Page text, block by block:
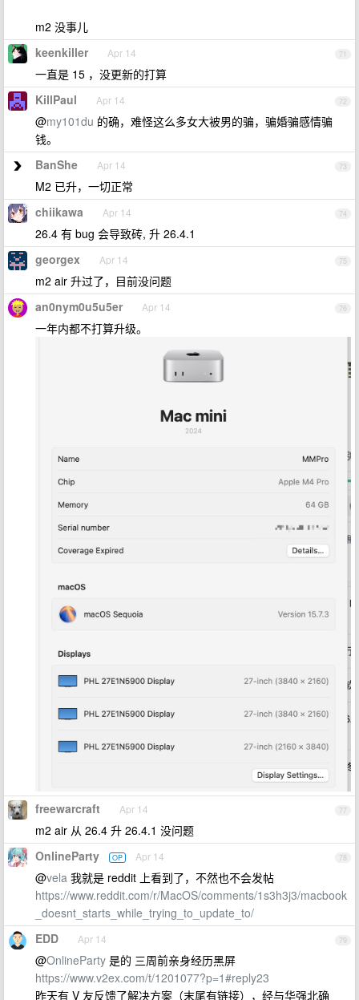
m2 没事儿
71
keenkiller Apr 14
一直是 15 ，没更新的打算
72
KillPaul Apr 14
@my101du 的确，难怪这么多女大被男的骗，骗婚骗感情骗
钱。
73
BanShe Apr 14
M2 已升，一切正常
74
chiikawa Apr 14
26.4 有 bug 会导致砖, 升 26.4.1
75
georgex Apr 14
m2 air 升过了，目前没问题
76
an0nym0u5u5er Apr 14
一年内都不打算升级。
77
freewarcraft Apr 14
m2 air 从 26.4 升 26.4.1 没问题
78
OnlineParty OP Apr 14
@vela 我就是 reddit 上看到了，不然也不会发帖
https://www.reddit.com/r/MacOS/comments/1s3h3j3/macbook
_doesnt_starts_while_trying_to_update_to/
79
EDD Apr 14
@OnlineParty 是的 三周前亲身经历黑屏
https://www.v2ex.com/t/1201077?p=1#reply23
昨天有 V 友反馈了解决方案（末尾有链接），经与华强北确